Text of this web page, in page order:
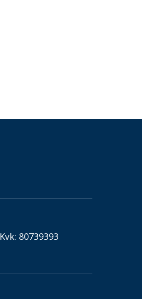
Kvk: 80739393